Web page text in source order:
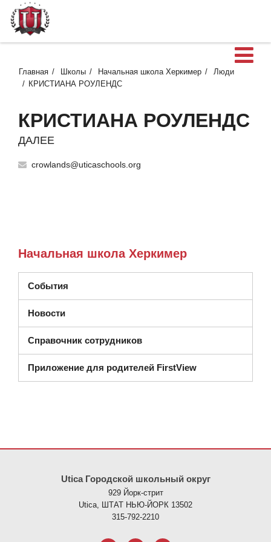
Главная Школы Начальная школа Херкимер
Люди
КРИСТИАНА РОУЛЕНДС
КРИСТИАНА РОУЛЕНДС
ДАЛЕЕ
crowlands@uticaschools.org
Начальная школа Херкимер
События
Новости
Справочник сотрудников
Приложение для родителей FirstView
Utica Городской школьный округ
929 Йорк-стрит
Utica, ШТАТ НЬЮ-ЙОРК 13502
315-792-2210